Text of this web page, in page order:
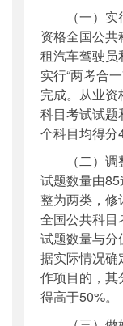
（一）实行
资格全国公
租汽车驾驶员
实行“两考合
完成。从业
科目考试试
个科目均得分
（二）调整
试题数量由
整为两类，修
全国公共科
试题数量与分
据实际情况确
作项目的，其
得高于50%。